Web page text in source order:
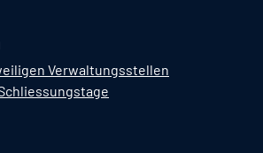
Verwaltungsstellen